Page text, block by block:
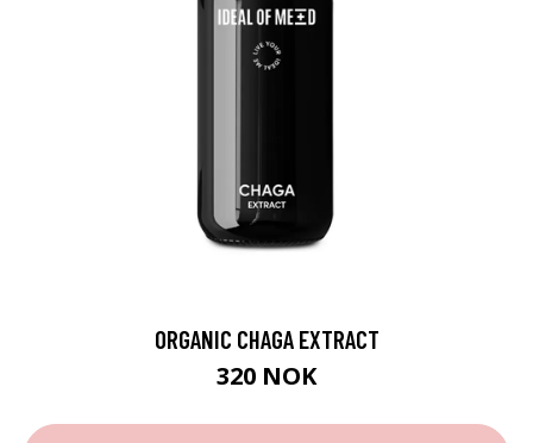
ORGANIC CHAGA EXTRACT
320 NOK